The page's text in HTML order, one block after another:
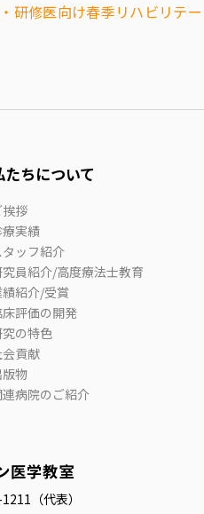
研修医向け春季リハビリテ
たちについて
挨拶
療実績
タッフ紹介
究員紹介/高度療法士教育
紹介/受賞
床評価の開発
究の特色
貢献
版物
連病院のご紹介
（代表）